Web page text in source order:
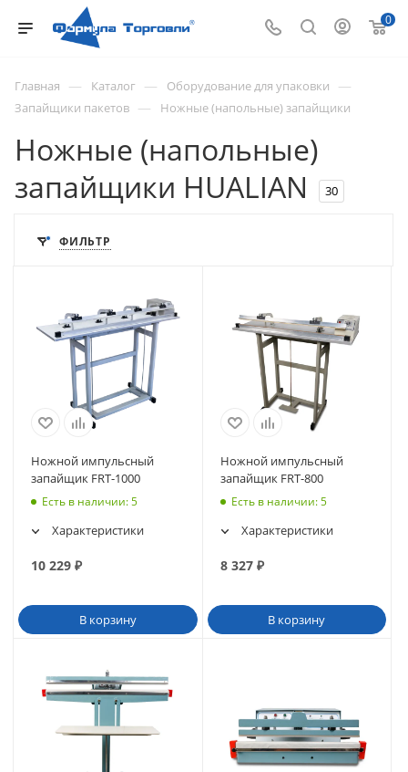
0
Главная — Каталог — Оборудование для упаковки —
Запайщики пакетов — Ножные (напольные) запайщики
Ножные (напольные)
запайщики HUALIAN
30
ФИЛЬТР
Ножной импульсный
запайщик FRT-1000
Есть в наличии: 5
Характеристики
10 229 ₽
В корзину
Ножной импульсный
запайщик FRT-800
Есть в наличии: 5
Характеристики
8 327₽
В корзину